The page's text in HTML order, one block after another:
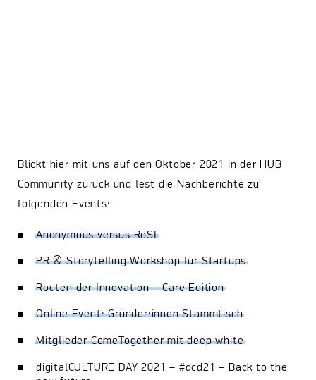
Blickt hier mit uns auf den Oktober 2021 in der HUB
Community zurück und lest die Nachberichte zu
folgenden Events:
Anonymous versus RoSI
PR & Storytelling Workshop für Startups
Routen der Innovation – Care Edition
Online Event: Gründer:innen Stammtisch
Mitglieder ComeTogether mit deep white
digitalCULTURE DAY 2021 – #dcd21 – Back to the